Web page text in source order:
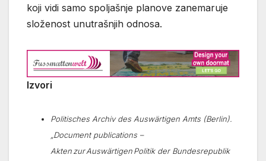
koji vidi samo spoljašnje planove zanemaruje
složenost unutrašnjih odnosa.
Izvori
Politisches Archiv des Auswärtigen Amts (Berlin).
„Document publications –
Akten zur Auswärtigen Politik der Bundesrepublik